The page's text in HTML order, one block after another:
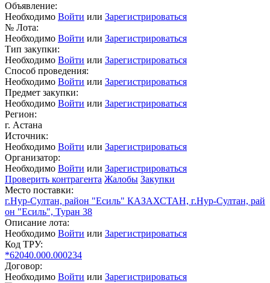
Объявление:
Необходимо Войти или Зарегистрироваться
№ Лота:
Необходимо Войти или Зарегистрироваться
Тип закупки:
Необходимо Войти или Зарегистрироваться
Способ проведения:
Необходимо Войти или Зарегистрироваться
Предмет закупки:
Необходимо Войти или Зарегистрироваться
Регион:
г. Астана
Источник:
Необходимо Войти или Зарегистрироваться
Организатор:
Необходимо Войти или Зарегистрироваться
Проверить контрагента Жалобы Закупки
Место поставки:
г.Нур-Султан, район "Есиль" КАЗАХСТАН, г.Нур-Султан, рай
он "Есиль", Туран 38
Описание лота:
Необходимо Войти или Зарегистрироваться
Код ТРУ:
*62040.000.000234
Договор:
Необходимо Войти или Зарегистрироваться